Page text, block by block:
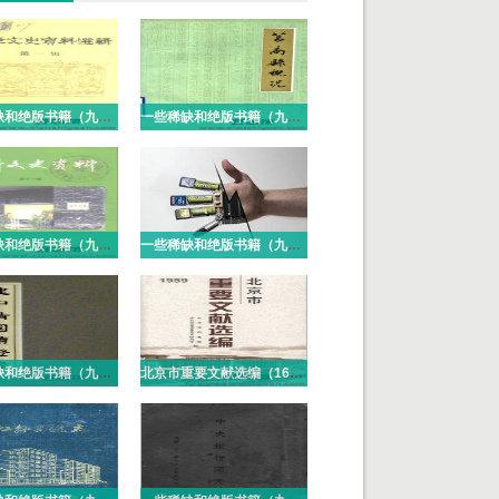
一些稀缺和绝版书籍（九十七）PDF电子版 一些稀缺和绝版书籍（九十六）PDF电子版
一些稀缺和绝版书籍（九十五）PDF电子版 一些稀缺和绝版书籍（九十四）PDF电子版
一些稀缺和绝版书籍（九十三）PDF电子版 北京市重要文献选编（16册）PDF电子版